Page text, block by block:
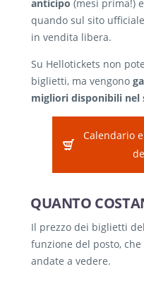
anticipo (mesi prima!)
quando sul sito
in vendita libera.
Su Hellotickets non
biglietti, ma vengono
migliori disponibili nel
Calendario
QUANTO
Il prezzo dei biglietti
funzione del posto,
andate a vedere.